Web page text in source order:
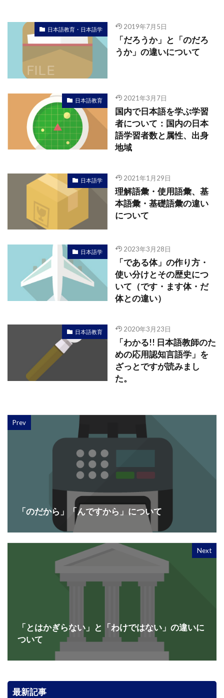
日本語教育・日本語学 2019年7月5日
「だろうか」と「のだろ
うか」の違いについて
日本語教育 2021年3月7日
国内で日本語を学ぶ学習
者について：国内の日本
語学習者数と属性、出身
地域
日本語学 2021年1月29日
理解語彙・使用語彙、基
本語彙・基礎語彙の違い
について
日本語学 2023年3月28日
「である体」の作り方・
使い分けとその歴史につ
いて（です・ます体・だ
体との違い）
日本語教育 2020年3月23日
「わかる!! 日本語教師のた
めの応用認知言語学」を
ざっとですが読みまし
た。
Prev
「のだから」「んですから」について
Next
「とはかぎらない」と「わけではない」の違いに
ついて
最新記事